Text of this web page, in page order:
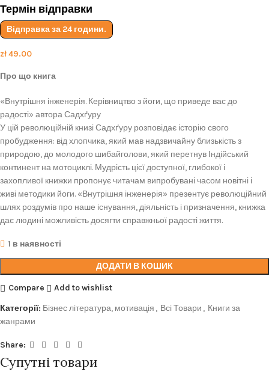
Термін відправки
Відправка за 24 години.
zł49.00
Про що книга
«Внутрішня інженерія. Керівництво з йоги, що приведе вас до
радості» автора Садхґуру
У цій революційній книзі Садхґуру розповідає історію свого
пробудження: від хлопчика, який мав надзвичайну близькість з
природою, до молодого шибайголови, який перетнув Індійський
континент на мотоциклі. Мудрість цієї доступної, глибокої і
захопливої книжки пропонує читачам випробувані часом новітні і
живі методики йоги. «Внутрішня інженерія» презентує революційний
шлях роздумів про наше існування, діяльність і призначення, книжка
дає людині можливість досягти справжньої радості життя.
1 в наявності
ДОДАТИ В КОШИК
Compare
Add to wishlist
Категорії: Бізнес література, мотивація , Всі Товари , Книги за
жанрами
Share:
Супутні товари